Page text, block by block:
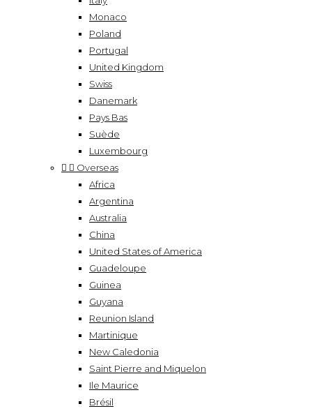
Monaco
Poland
Portugal
United Kingdom
Swiss
Danemark
Pays Bas
Suède
Luxembourg
  Overseas
Africa
Argentina
Australia
China
United States of America
Guadeloupe
Guinea
Guyana
Reunion Island
Martinique
New Caledonia
Saint Pierre and Miquelon
Ile Maurice
Brésil